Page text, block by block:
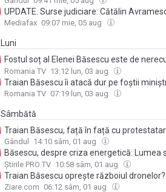
parteneră
UPDATE. Surse judiciare: Cătălin
suspect de DIICOT, după o plângere pe
Mediafax 09:07 mie, 05 aug
Luni
Fostul soț al Elenei Băsescu este de
și le face toate poftele nepoților lui Traian
Romania TV 13:12 lun, 03 aug
Traian Băsescu îi atacă dur pe foștii
de criză: „Niște panarame. De regulă am
Romania TV 07:19 lun, 03 aug
Sâmbătă
Traian Băsescu, față în față cu
la întrebarea: “Cât s-a furat în mandatul
Gândul 14:10 sâm, 01 aug
Băsescu, despre criza energetică: Lumea
înseamnă să fii prost. Panarame de miniștri
Știrile PRO TV 10:58 sâm, 01 aug
Traian Băsescu oprește războiul
Ziare.com 06:12 sâm, 01 aug